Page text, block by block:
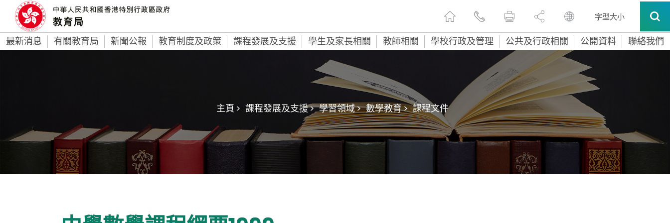
字型大小
最新消息 有關教育局 新聞公報 教育制度及政策 課程發展及支援 學生及家長相關 教師相關 學校行政及管理 公共及行政相關 公開資料 聯絡我們
主頁 > 課程發展及支援 > 學習領域 > 數學教育 > 課程文件